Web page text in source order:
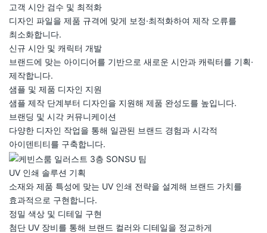
고객 시안 검수 및 최적화
디자인 파일을 제품 규격에 맞게 보정·최적화하여 제작 오류를
최소화합니다.
신규 시안 및 캐릭터 개발
브랜드에 맞는 아이디어를 기반으로 새로운 시안과 캐릭터를 기획·
제작합니다.
샘플 및 제품 디자인 지원
샘플 제작 단계부터 디자인을 지원해 제품 완성도를 높입니다.
브랜딩 및 시각 커뮤니케이션
다양한 디자인 작업을 통해 일관된 브랜드 경험과 시각적
아이덴티티를 구축합니다.
UV 인쇄 솔루션 기획
소재와 제품 특성에 맞는 UV 인쇄 전략을 설계해 브랜드 가치를
효과적으로 구현합니다.
정밀 색상 및 디테일 구현
첨단 UV 장비를 통해 브랜드 컬러와 디테일을 정교하게